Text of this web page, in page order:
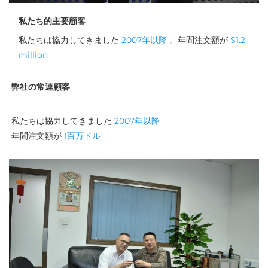
私たち的主要顧客
私たちは協力してきました 2007年以降 。年間注文額が $1.2
million
弊社の常連顧客
私たちは協力してきました 2007年以降
年間注文額が 1百万ドル